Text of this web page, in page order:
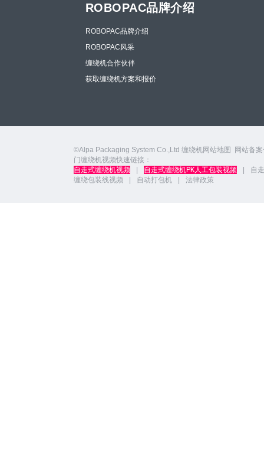
ROBOPAC品牌介绍
ROBOPAC品牌介绍
ROBOPAC风采
缠绕机合作伙伴
获取缠绕机方案和报价
©Alpa Packaging System Co.,Ltd 缠绕机网站地图
网站备
门缠绕机视频快速链接：
自走式缠绕机视频
自走式缠绕机PK人工包装视频
自
缠绕包装线视频
自动打包机 法律政策